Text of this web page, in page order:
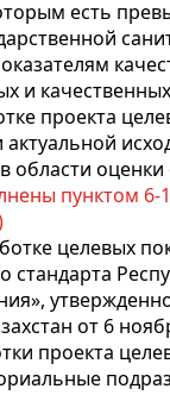
есть
и
проекта
области
пунктом 6-
целевых
стандарта
от 6
проекта